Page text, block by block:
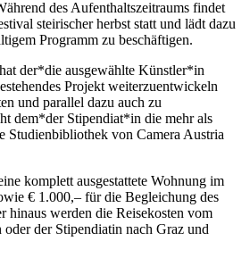
des Aufenthaltszeitraums findet
steirischer herbst statt und lädt dazu
Programm zu beschäftigen.
der*die ausgewählte Künstler*in
Projekt weiterzuentwickeln
und parallel dazu auch zu
dem*der Stipendiat*in die mehr als
Studienbibliothek von Camera Austria
komplett ausgestattete Wohnung im
€ 1.000,– für die Begleichung des
hinaus werden die Reisekosten vom
der Stipendiatin nach Graz und